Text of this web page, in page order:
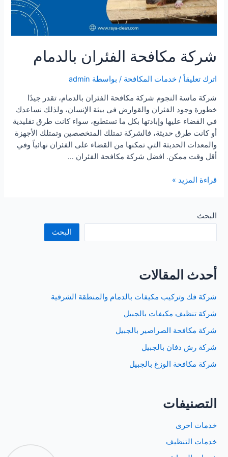
شركة مكافحة الفئران بالدمام
اترك تعليقاً /خدمات المكافحة / بواسطة admin
شركة ماسة النجوم شركة مكافحة الفئران بالدمام، تقدر جيدًا
خطورة وجود الفئران والقوارض في بيئة الإنسان، ولذلك نساعدك
في القضاء عليها وإبادتها بكل ما تستطيع، سواء كانت طرق تقليدية
أو كانت طرق حديثة، فالشركة تمتلك المتخصصين وتمتلك الأجهزة
والمعدات الحديثة التي تمكنها من القضاء على الفئران نهائياً وفي
أقل وقت ممكن. افضل شركة مكافحة الفئران …
شركة
بالدمام
قراءة المزيد »
البحث
البحث
أحدث المقالات
شركة فك وتركيب مكيفات بالدمام والمنطقة الشرقية
شركة تنظيف مكيفات بالجبيل
شركة مكافحة الصراصير بالجبيل
شركة رش دفان بالجبيل
شركة مكافحة الوزغ بالجبيل
التصنيفات
خدمات اخرى
خدمات التنظيف